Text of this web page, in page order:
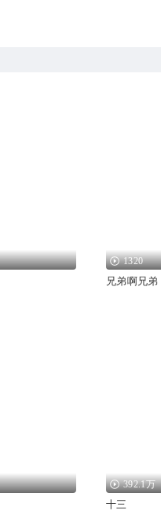
1320
兄弟啊兄弟
392.1万
十三